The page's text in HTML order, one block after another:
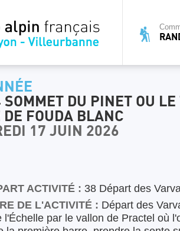
SOMMET DU PINET OU
FOUDA BLANC
17 JUIN 2026
ACTIVITÉ : 38 Départ des
DE L'ACTIVITÉ : Départ des
l'Échelle par le vallon de Practel où